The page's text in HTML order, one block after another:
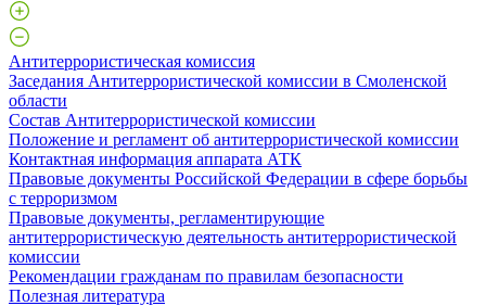
Антитеррористическая комиссия
Заседания Антитеррористической комиссии в Смоленской
области
Состав Антитеррористической комиссии
Положение и регламент об антитеррористической комиссии
Контактная информация аппарата АТК
Правовые документы Российской Федерации в сфере борьбы
с терроризмом
Правовые документы, регламентирующие
антитеррористическую деятельность антитеррористической
комиссии
Рекомендации гражданам по правилам безопасности
Полезная литература